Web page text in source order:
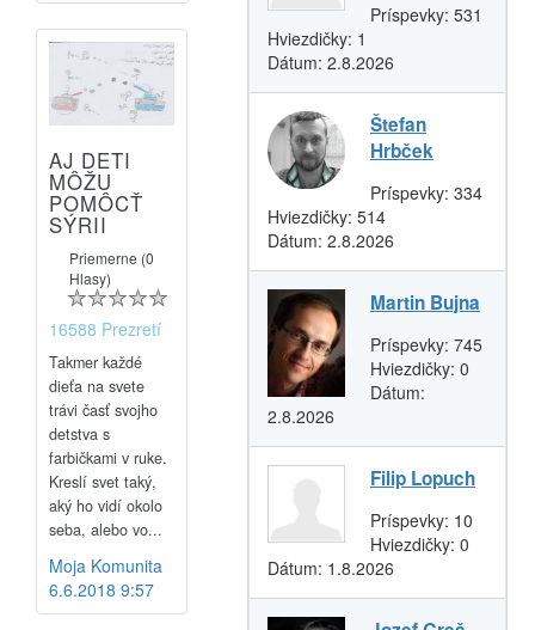
AJ DETI
MÔŽU
POMÔCŤ
SÝRII
Priemerne (0
Hlasy)
16588 Prezretí
Takmer každé
dieťa na svete
trávi časť svojho
detstva s
farbičkami v ruke.
Kreslí svet taký,
aký ho vidí okolo
seba, alebo vo...
Moja Komunita
6.6.2018 9:57
Príspevky: 531
Hviezdičky: 1
Dátum: 2.8.2026
Štefan
Hrbček
Príspevky: 334
Hviezdičky: 514
Dátum: 2.8.2026
Martin Bujna
Príspevky: 745
Hviezdičky: 0
Dátum:
2.8.2026
Filip Lopuch
Príspevky: 10
Hviezdičky: 0
Dátum: 1.8.2026